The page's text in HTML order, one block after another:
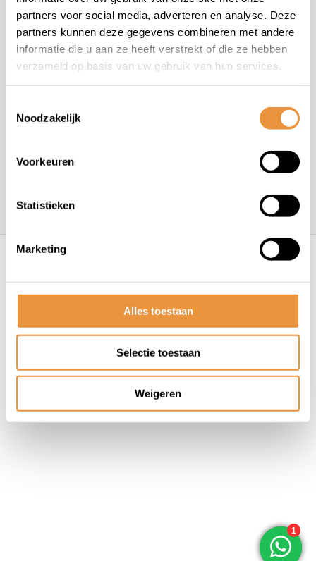
partners voor social media, adverteren en analyse. Deze
partners kunnen deze gegevens combineren met andere
informatie die u aan ze heeft verstrekt of die ze hebben
verzameld op basis van uw gebruik van hun services.
Noodzakelijk
Voorkeuren
Statistieken
Marketing
Alles toestaan
Selectie toestaan
Weigeren
+31 78 780 2330
info@artsloten.nl
Contactgegevens
Algemene voorwaarden Disclaimer
Privacy
Policy
Sitemap